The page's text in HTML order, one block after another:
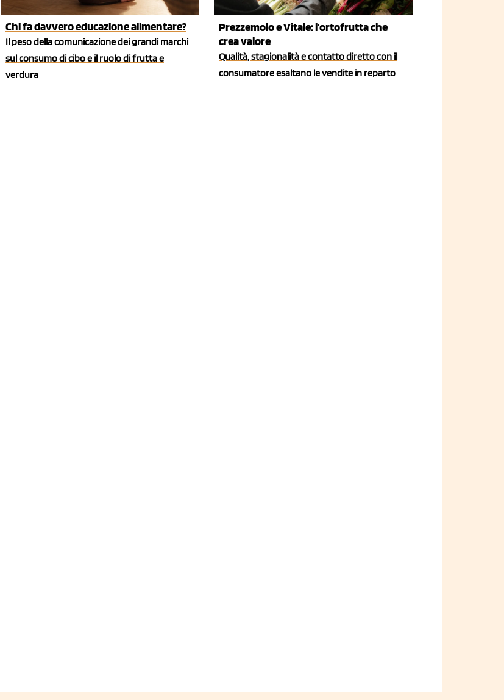
Chi fa davvero educazione alimentare?
Il peso della comunicazione dei grandi marchi
sul consumo di cibo e il ruolo di frutta e
verdura
Prezzemolo e Vitale: l'ortofrutta che
crea valore
Qualità, stagionalità e contatto diretto con il
consumatore esaltano le vendite in reparto